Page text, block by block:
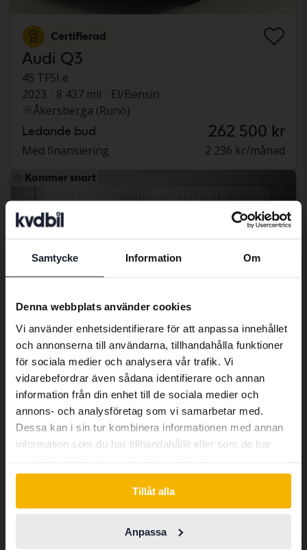
Samtycke Information Om
Denna webbplats använder cookies
Vi använder enhetsidentifierare för att anpassa innehållet
och annonserna till användarna, tillhandahålla funktioner
för sociala medier och analysera vår trafik. Vi
vidarebefordrar även sådana identifierare och annan
information från din enhet till de sociala medier och
annons- och analysföretag som vi samarbetar med.
Dessa kan i sin tur kombinera informationen med annan
information som du har tillhandahållit eller som de har
Tillåt alla
Anpassa
Certifierad
Audi Q3
45 TFSI e
2023
8 437 mil
El/Bensin
Åkersberga (Runö)
Ledande bud 262 500 kr
Med finansiering 2 236 kr/månad
Kommer snart
Audi Q3
Sportback 45 TFSI e
2024
6 851 mil
El/Bensin
Utgångspris Kommer snart
En värdering av fordonet är på gång
Du ser nu 7 av 7 träffar
Preferred language
We have detected that your browser
Swedish. To better service our friends
abroad we have an English language
site (kvdcars.com) that contains all the
same vehicles and services.
Continue in Swedish